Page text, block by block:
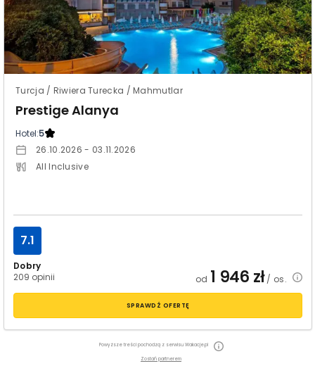
Turcja / Riwiera Turecka / Mahmutlar
Prestige Alanya
Hotel:5
26.10.2026 - 03.11.2026
All Inclusive
Dobry
209 opinii
7.1
od 1 946 zł/ os.
SPRAWDŹ OFERTĘ
Powyższe treści pochodzą z serwisu Wakacje.pl
Zostań partnerem